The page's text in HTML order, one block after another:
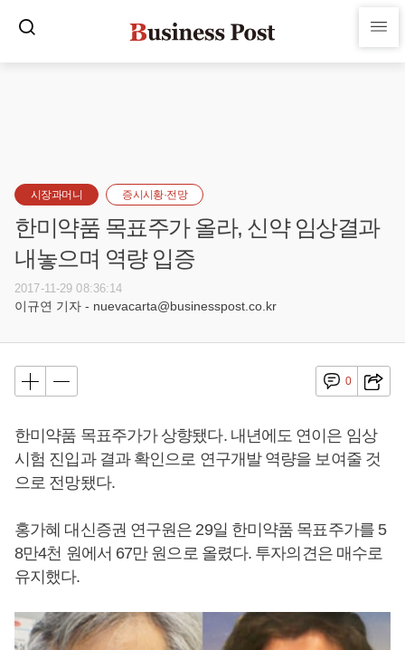
시장과머니 증시시황·전망
한미약품 목표주가 올라, 신약 임상결과
내놓으며 역량 입증
2017-11-29 08:36:14
이규연 기자 - nuevacarta@businesspost.co.kr
0
한미약품 목표주가가 상향됐다. 내년에도 연이은 임상
시험 진입과 결과 확인으로 연구개발 역량을 보여줄 것
으로 전망됐다.
홍가혜 대신증권 연구원은 29일 한미약품 목표주가를 5
8만4천 원에서 67만 원으로 올렸다. 투자의견은 매수로
유지했다.